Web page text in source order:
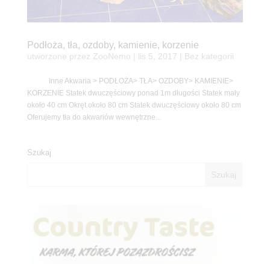
Podłoża, tła, ozdoby, kamienie, korzenie
utworzone przez ZooNemo lis 5, 2017 | Bez kategorii
Inne Akwaria > PODŁOŻA> TŁA> OZDOBY> KAMIENIE>
KORZENIE Statek dwuczęściowy ponad 1m długości Statek mały
około 40 cm Okręt około 80 cm Statek dwuczęściowy około 80 cm
Oferujemy tła do akwariów wewnętrzne...
Szukaj